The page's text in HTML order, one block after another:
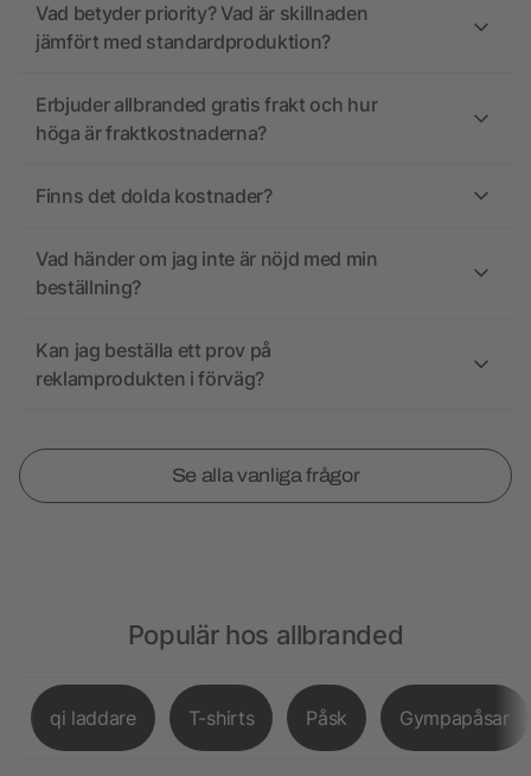
Vad betyder priority? Vad är skillnaden
jämfört med standardproduktion?
Erbjuder allbranded gratis frakt och hur
höga är fraktkostnaderna?
Finns det dolda kostnader?
Vad händer om jag inte är nöjd med min
beställning?
Kan jag beställa ett prov på
reklamprodukten i förväg?
Se alla vanliga frågor
Populär hos allbranded
qi laddare T-shirts Påsk Gympapåsar